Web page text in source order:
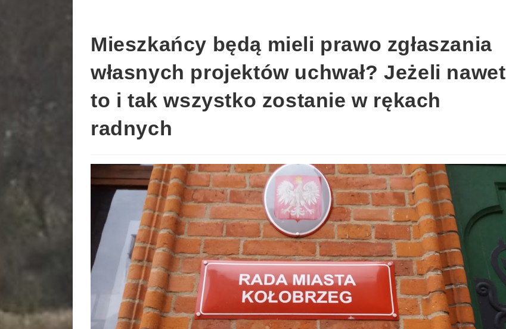
Mieszkańcy będą mieli prawo zgłaszania
własnych projektów uchwał? Jeżeli nawet
to i tak wszystko zostanie w rękach
radnych